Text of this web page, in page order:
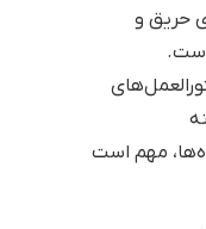
حریق و
مهم است